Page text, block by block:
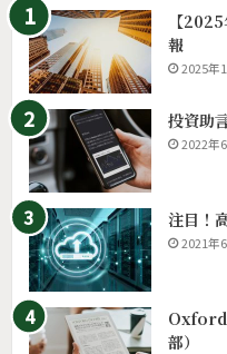
【
報
2025年
投資助
2022年
注目！
2021年
Oxford
部）